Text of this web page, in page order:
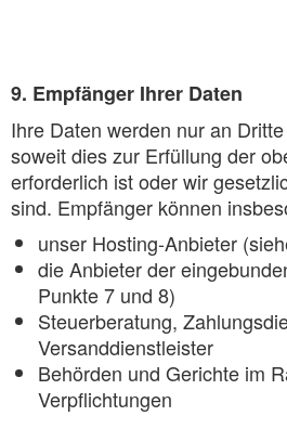
9. Empfänger Ihrer Daten
Ihre Daten werden nur an
soweit dies zur Erfüllung der
erforderlich ist oder wir
sind. Empfänger können
unser Hosting-Anbieter
die Anbieter der
Punkte 7 und 8)
Steuerberatung,
Versanddienstleister
Behörden und Gerichte im
Verpflichtungen